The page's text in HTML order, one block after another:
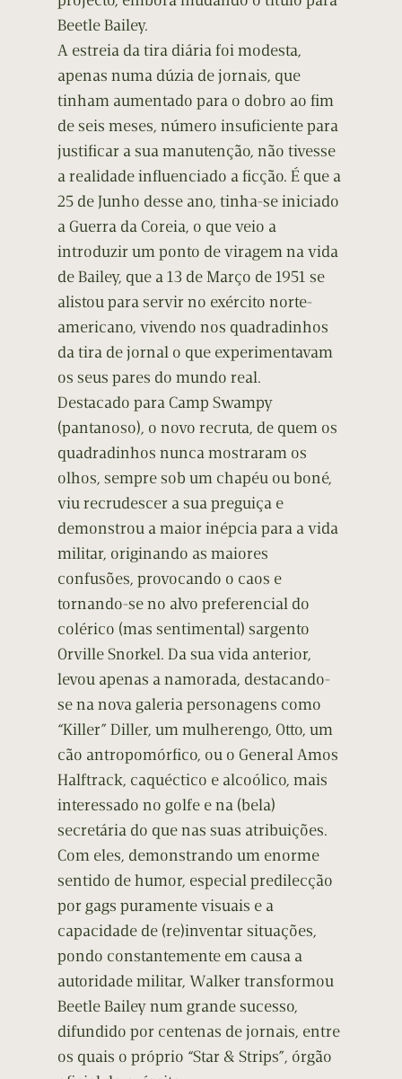
Beetle Bailey.
A estreia da tira diária foi modesta,
apenas numa dúzia de jornais, que
tinham aumentado para o dobro ao fim
de seis meses, número insuficiente para
justificar a sua manutenção, não tivesse
a realidade influenciado a ficção. É que a
25 de Junho desse ano, tinha-se iniciado
a Guerra da Coreia, o que veio a
introduzir um ponto de viragem na vida
de Bailey, que a 13 de Março de 1951 se
alistou para servir no exército norte-
americano, vivendo nos quadradinhos
da tira de jornal o que experimentavam
os seus pares do mundo real.
Destacado para Camp Swampy
(pantanoso), o novo recruta, de quem os
quadradinhos nunca mostraram os
olhos, sempre sob um chapéu ou boné,
viu recrudescer a sua preguiça e
demonstrou a maior inépcia para a vida
militar, originando as maiores
confusões, provocando o caos e
tornando-se no alvo preferencial do
colérico (mas sentimental) sargento
Orville Snorkel. Da sua vida anterior,
levou apenas a namorada, destacando-
se na nova galeria personagens como
“Killer” Diller, um mulherengo, Otto, um
cão antropomórfico, ou o General Amos
Halftrack, caquéctico e alcoólico, mais
interessado no golfe e na (bela)
secretária do que nas suas atribuições.
Com eles, demonstrando um enorme
sentido de humor, especial predilecção
por gags puramente visuais e a
capacidade de (re)inventar situações,
pondo constantemente em causa a
autoridade militar, Walker transformou
Beetle Bailey num grande sucesso,
difundido por centenas de jornais, entre
os quais o próprio “Star & Strips”, órgão